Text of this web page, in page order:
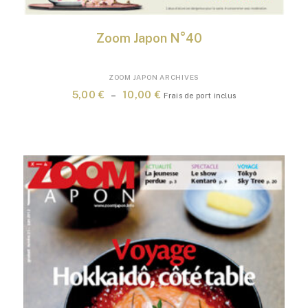
options
peuvent
être
choisies
page
Zoom Japon N°40
ZOOM JAPON ARCHIVES
5,00€ – 10,00€ Plage
à
10,00 €
Frais de port inclus